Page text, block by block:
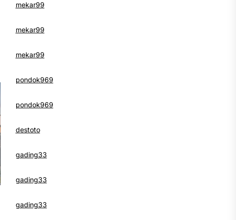
mekar99
mekar99
mekar99
pondok969
pondok969
destoto
gading33
gading33
gading33